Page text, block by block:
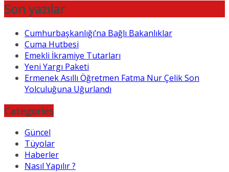
Son yazılar
Cumhurbaşkanlığı’na Bağlı Bakanlıklar
Cuma Hutbesi
Emekli İkramiye Tutarları
Yeni Yargı Paketi
Ermenek Asıllı Öğretmen Fatma Nur Çelik Son
Yolculuğuna Uğurlandı
Categories
Güncel
Tüyolar
Haberler
Nasıl Yapılır ?